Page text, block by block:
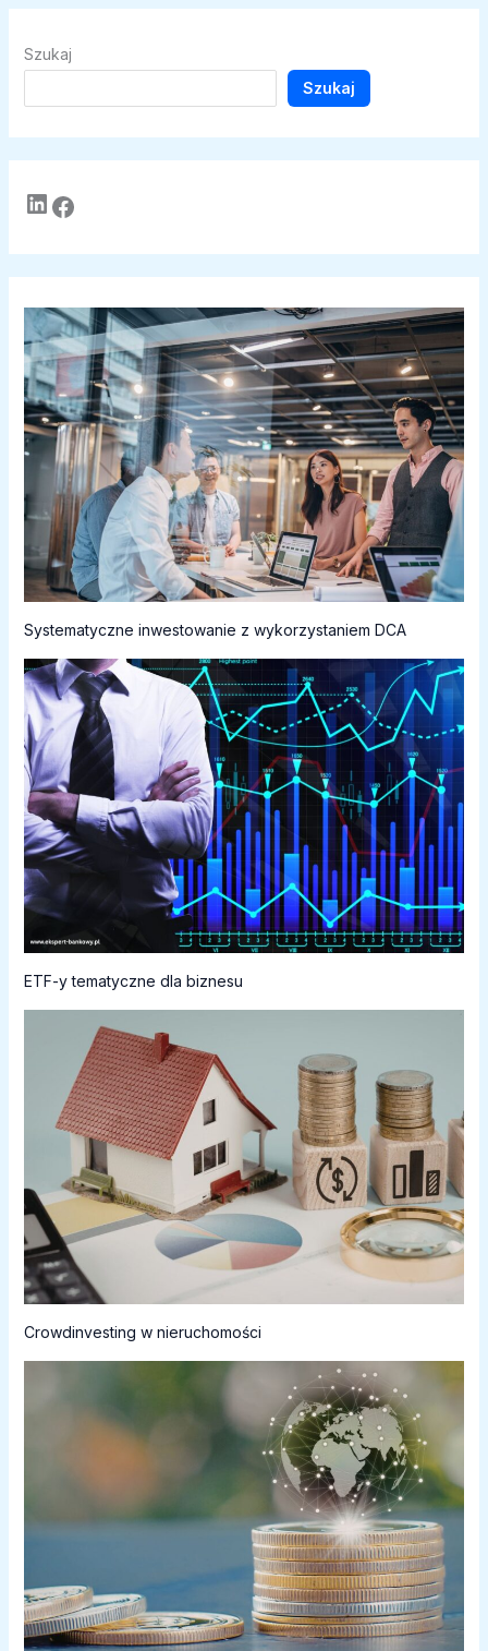
Szukaj
Szukaj
LinkedIn Facebook
Systematyczne inwestowanie z wykorzystaniem DCA
ETF-y tematyczne dla biznesu
Crowdinvesting w nieruchomości